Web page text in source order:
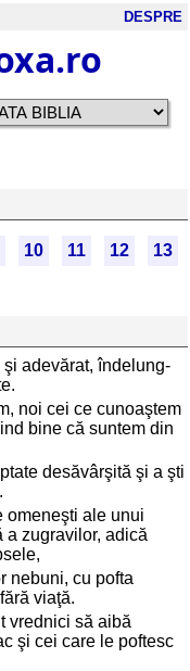
DESPRE
10 11 12 13
şi adevărat, îndelung-
noi cei ce cunoaştem
bine că suntem din
desăvârşită şi a şti
omeneşti ale unui
a zugravilor, adică
nebuni, cu pofta
viaţă.
vrednici să aibă
şi cei care le poftesc